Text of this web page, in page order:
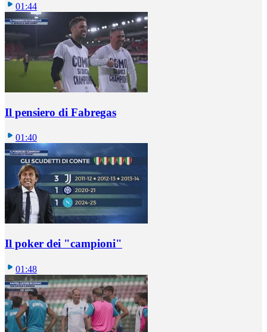
01:44
Il pensiero di Fabregas
01:40
Il poker dei "campioni"
01:48